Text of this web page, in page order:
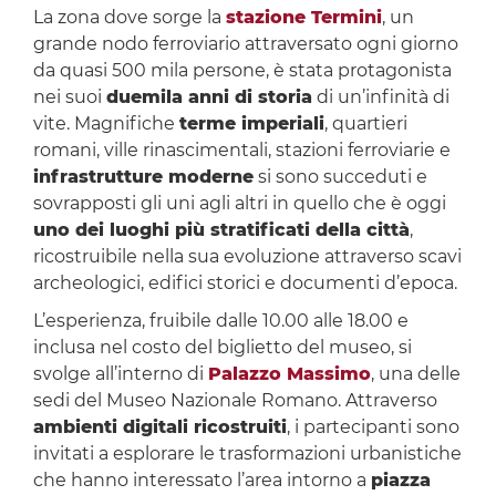
La zona dove sorge la stazione Termini, un
grande nodo ferroviario attraversato ogni giorno
da quasi 500 mila persone, è stata protagonista
nei suoi duemila anni di storia di un’infinità di
vite. Magnifiche terme imperiali, quartieri
romani, ville rinascimentali, stazioni ferroviarie e
infrastrutture modernesi sono succeduti e
sovrapposti gli uni agli altri in quello che è oggi
uno dei luoghi più stratificati della città,
ricostruibile nella sua evoluzione attraverso scavi
archeologici, edifici storici e documenti d’epoca.
L’esperienza, fruibile dalle 10.00 alle 18.00 e
inclusa nel costo del biglietto del museo, si
svolge all’interno di Palazzo Massimo, una delle
sedi del Museo Nazionale Romano. Attraverso
ambienti digitali ricostruiti, i partecipanti sono
invitati a esplorare le trasformazioni urbanistiche
che hanno interessato l’area intorno a piazza